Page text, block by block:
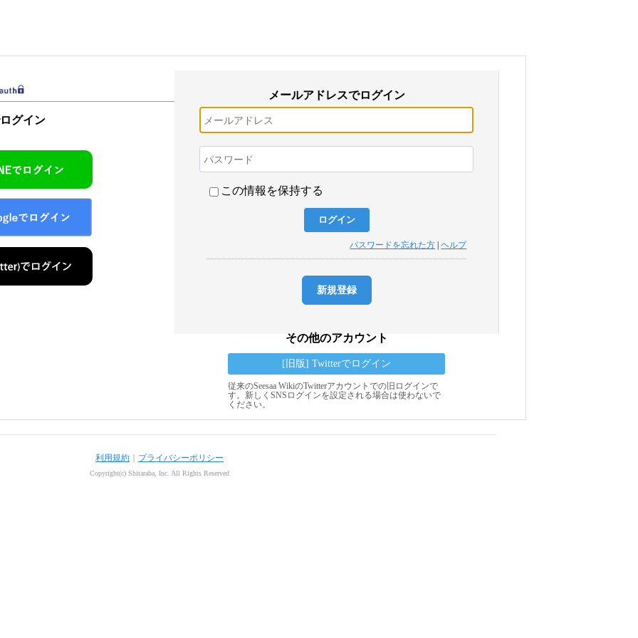
グイン
メールアドレスでログイン
この情報を保持する
パスワードを忘れた方 |ヘルプ
新規登録
その他のアカウント
[旧版] Twitterでログイン
従来のSeesaa WikiのTwitterアカウントでの旧ログインで
す。新しくSNSログインを設定される場合は使わないで
ください。
利用規約 プライバシーポリシー
Copyright(c) Shitaraba, Inc. All Rights Reserved